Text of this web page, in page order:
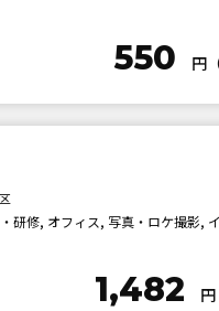
550 円
研修, オフィス, 写真・ロケ撮影,
1,482 円